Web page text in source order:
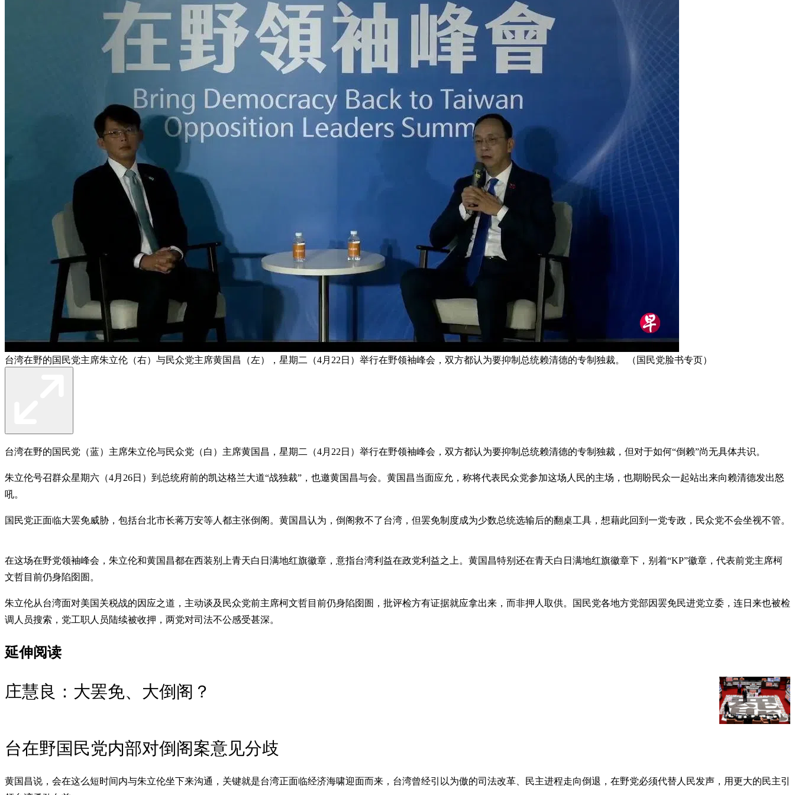
台湾在野的国民党主席朱立伦（右）与民众党主席黄国昌（左），星期二（4月22日）举行在野领袖峰会，双方都认为要抑制总统赖清德的专制独裁。 （国民党脸书专页）
台湾在野的国民党（蓝）主席朱立伦与民众党（白）主席黄国昌，星期二（4月22日）举行在野领袖峰会，双方都认为要抑制总统赖清德的专制独裁，但对于如何“倒赖”尚无具体共识。
朱立伦号召群众星期六（4月26日）到总统府前的凯达格兰大道“战独裁”，也邀黄国昌与会。黄国昌当面应允，称将代表民众党参加这场人民的主场，也期盼民众一起站出来向赖清德发出怒
吼。
国民党正面临大罢免威胁，包括台北市长蒋万安等人都主张倒阁。黄国昌认为，倒阁救不了台湾，但罢免制度成为少数总统选输后的翻桌工具，想藉此回到一党专政，民众党不会坐视不管。
在这场在野党领袖峰会，朱立伦和黄国昌都在西装别上青天白日满地红旗徽章，意指台湾利益在政党利益之上。黄国昌特别还在青天白日满地红旗徽章下，别着“KP”徽章，代表前党主席柯
文哲目前仍身陷囹圄。
朱立伦从台湾面对美国关税战的因应之道，主动谈及民众党前主席柯文哲目前仍身陷囹圄，批评检方有证据就应拿出来，而非押人取供。国民党各地方党部因罢免民进党立委，连日来也被检
调人员搜索，党工职人员陆续被收押，两党对司法不公感受甚深。
延伸阅读
庄慧良：大罢免、大倒阁？
台在野国民党内部对倒阁案意见分歧
黄国昌说，会在这么短时间内与朱立伦坐下来沟通，关键就是台湾正面临经济海啸迎面而来，台湾曾经引以为傲的司法改革、民主进程走向倒退，在野党必须代替人民发声，用更大的民主引